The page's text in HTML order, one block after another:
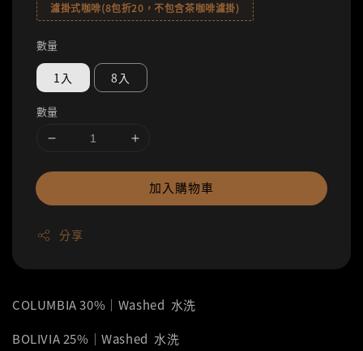
濾掛式咖啡(8包折20，不包含茶咖啡濾掛)
數量
1入 8入
數量
加入購物車
分享
COLUMBIA 30%｜Washed 水洗
BOLIVIA 25%｜Washed 水洗